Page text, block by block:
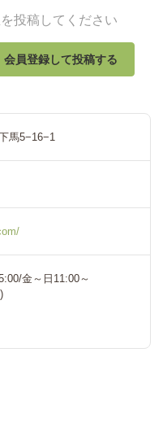
投稿してください
会員登録して投稿する
馬5−16−1
金～日11:00～